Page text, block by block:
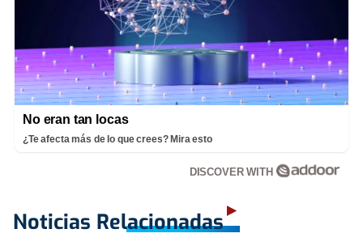
No eran tan locas
¿Te afecta más de lo que crees? Mira esto
DISCOVER WITH
Noticias Relacionadas